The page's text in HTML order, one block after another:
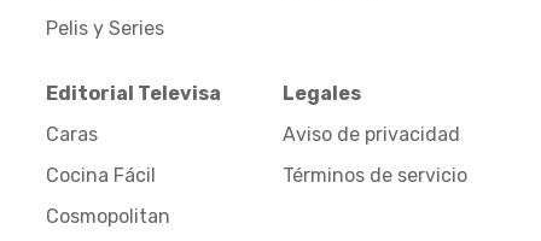
Pelis y Series
Editorial Televisa
Caras
Cocina Fácil
Cosmopolitan
Legales
Aviso de privacidad
Términos de servicio